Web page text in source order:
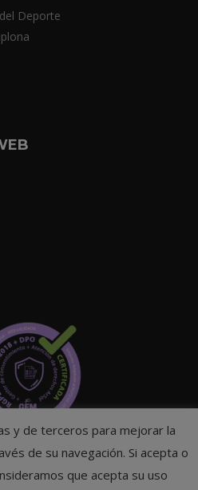
Deporte
y de terceros para mejorar la
de su navegación. Si acepta o
que acepta su uso